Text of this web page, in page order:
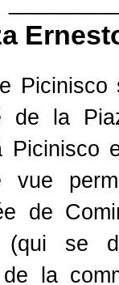
Picinisco
de la
Picinisco
vue
de
(qui se
de la